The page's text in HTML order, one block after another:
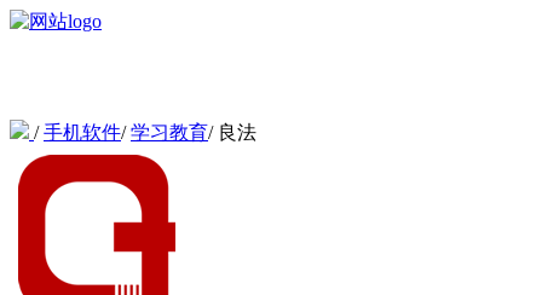
/手机软件/学习教育/ 良法